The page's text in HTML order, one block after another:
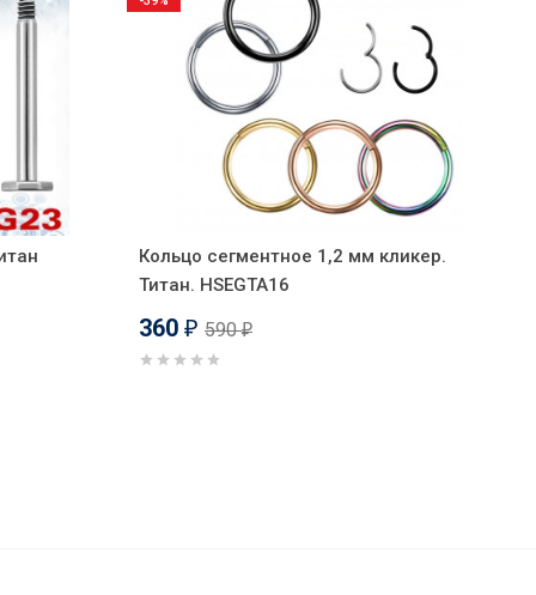
Кольцо сегментное 1,2 мм кликер.
Титан. HSEGTA16
360 ₽ 590₽